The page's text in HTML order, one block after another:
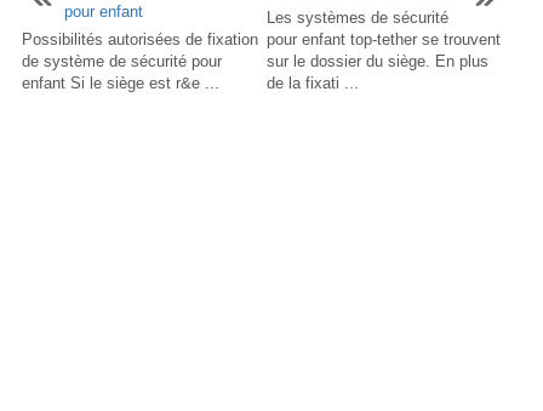
pour enfant
Possibilités autorisées de fixation
de système de sécurité pour
enfant Si le siège est r&e ...
Les systèmes de sécurité
pour enfant top-tether se trouvent
sur le dossier du siège. En plus
de la fixati ...